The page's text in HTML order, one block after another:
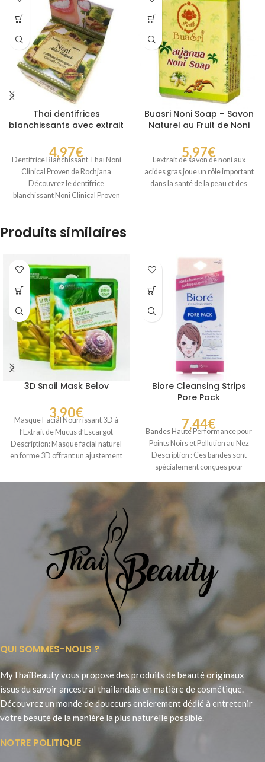
Thai dentifrices
blanchissants avec extrait
4,97€
Dentifrice Blanchissant Thaï Noni
Clinical Proven de Rochjana
Découvrez le dentifrice
blanchissant Noni Clinical Proven
Buasri Noni Soap – Savon
Naturel au Fruit de Noni
5,97€
L’extrait de savon de noni aux
acides gras joue un rôle important
dans la santé de la peau et des
Produits similaires
3D Snail Mask Belov
3,90€
Masque Facial Nourrissant 3D à
l’Extrait de Mucus d’Escargot
Description: Masque facial naturel
en forme 3D offrant un ajustement
Biore Cleansing Strips
Pore Pack
7,44€
Bandes Haute Performance pour
Points Noirs et Pollution au Nez
Description : Ces bandes sont
spécialement conçues pour
QUI SOMMES-NOUS ?
MyThaïBeauty vous propose des produits de beauté originaux
issus du savoir ancestral thailandais en matière de cosmétique.
Découvrez un monde de douceurs entierement dédié à entretenir
votre beauté de la manière la plus naturelle possible.
NOTRE POLITIQUE